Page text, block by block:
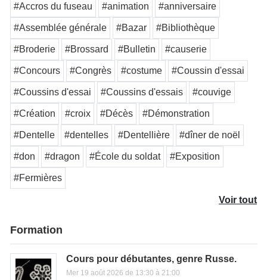
#Accros du fuseau #animation #anniversaire
#Assemblée générale #Bazar #Bibliothèque
#Broderie #Brossard #Bulletin #causerie
#Concours #Congrès #costume #Coussin d'essai
#Coussins d'essai #Coussins d'essais #couvige
#Création #croix #Décès #Démonstration
#Dentelle #dentelles #Dentellière #dîner de noël
#don #dragon #École du soldat #Exposition
#Fermières
Voir tout
Formation
Cours pour débutantes, genre Russe.
Mer 19 août 2026 de 13:30 à 21:00